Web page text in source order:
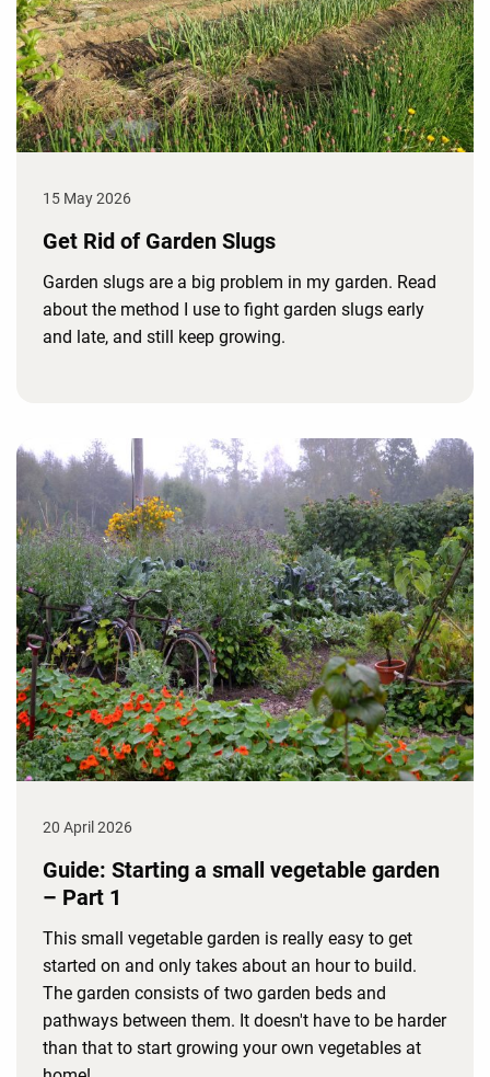
15 May 2026
Get Rid of Garden Slugs
Garden slugs are a big problem in my garden. Read
about the method I use to fight garden slugs early
and late, and still keep growing.
20 April 2026
Guide: Starting a small vegetable garden
– Part 1
This small vegetable garden is really easy to get
started on and only takes about an hour to build.
The garden consists of two garden beds and
pathways between them. It doesn't have to be harder
than that to start growing your own vegetables at